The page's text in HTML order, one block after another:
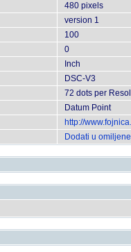
480 pixels
version 1
100
0
Inch
DSC-V3
72 dots per
Datum Point
http://
Dodati u omiljene